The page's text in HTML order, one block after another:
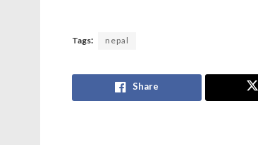
Tags: nepal
Share